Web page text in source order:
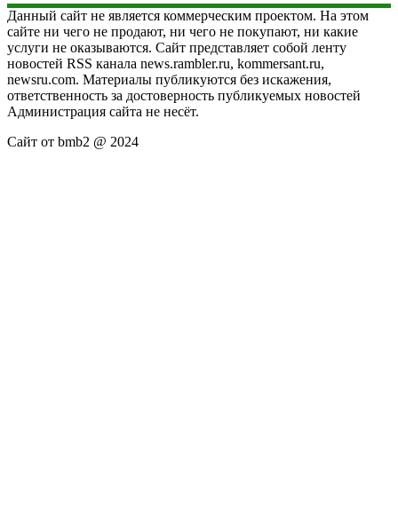
Данный сайт не является коммерческим проектом. На этом
сайте ни чего не продают, ни чего не покупают, ни какие
услуги не оказываются. Сайт представляет собой ленту
новостей RSS канала news.rambler.ru, kommersant.ru,
newsru.com. Материалы публикуются без искажения,
ответственность за достоверность публикуемых новостей
Администрация сайта не несёт.
Сайт от bmb2 @ 2024